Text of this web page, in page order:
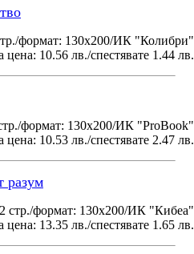
формат: 130х200/ИК "Колибри"
цена: 10.56 лв./спестявате 1.44 лв.
формат: 130х200/ИК "ProBook"
цена: 10.53 лв./спестявате 2.47 лв.
разум
стр./формат: 130х200/ИК "Кибеа"
цена: 13.35 лв./спестявате 1.65 лв.